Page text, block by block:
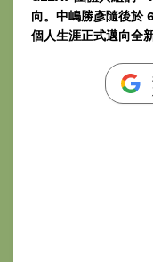
向。中嶋勝彥隨後於
個人生涯正式邁向全